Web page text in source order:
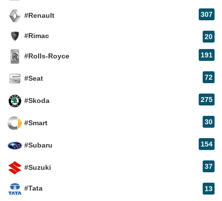
#Renault 307
#Rimac 20
#Rolls-Royce 191
#Seat 72
#Skoda 275
#Smart 30
#Subaru 154
#Suzuki 37
#Tata 13